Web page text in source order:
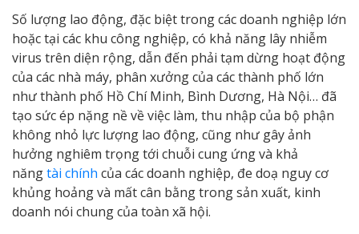
Số lượng lao động, đặc biệt trong các doanh nghiệp lớn
hoặc tại các khu công nghiệp, có khả năng lây nhiễm
virus trên diện rộng, dẫn đến phải tạm dừng hoạt động
của các nhà máy, phân xưởng của các thành phố lớn
như thành phố Hồ Chí Minh, Bình Dương, Hà Nội… đã
tạo sức ép nặng nề về việc làm, thu nhập của bộ phận
không nhỏ lực lượng lao động, cũng như gây ảnh
hưởng nghiêm trọng tới chuỗi cung ứng và khả
năngtài chính của các doanh nghiệp, đe doạ nguy cơ
khủng hoảng và mất cân bằng trong sản xuất, kinh
doanh nói chung của toàn xã hội.